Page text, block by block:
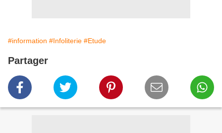
#information #Infoliterie #Etude
Partager